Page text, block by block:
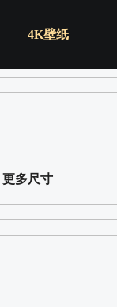
4K壁纸
更多尺寸